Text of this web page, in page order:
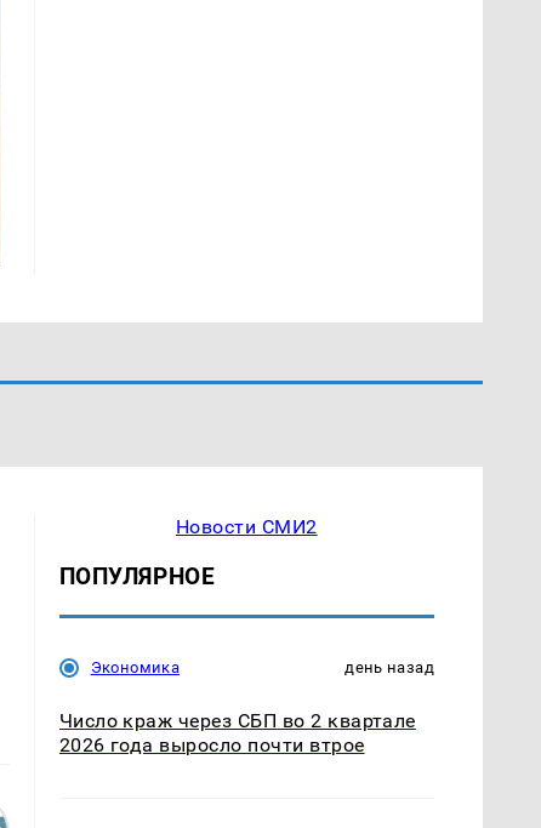
Новости СМИ2
ПОПУЛЯРНОЕ
Экономика день назад
Число краж через СБП во 2 квартале
2026 года выросло почти втрое